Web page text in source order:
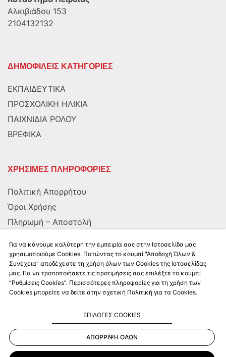
Αλκιβιάδου 153
2104132132
ΔΗΜΟΦΙΛΕΙΣ ΚΑΤΗΓΟΡΙΕΣ
ΕΚΠΑΙΔΕΥΤΙΚΑ
ΠΡΟΣΧΟΛΙΚΗ ΗΛΙΚΙΑ
ΠΑΙΧΝΙΔΙΑ ΡΟΛΟΥ
ΒΡΕΦΙΚΑ
ΧΡΗΣΙΜΕΣ ΠΛΗΡΟΦΟΡΙΕΣ
Πολιτική Απορρήτου
Όροι Χρήσης
Πληρωμή – Αποστολή
ΑΚΟΛΟΥΘΗΣΤΕ ΜΑΣ
Kalkito.gr2026 | All rights reserved
Για να κάνουμε καλύτερη την εμπειρία σας στην Ιστοσελίδα μας
χρησιμοποιούμε Cookies. Πατώντας το κουμπί "Αποδοχή Όλων &
Συνέχεια" αποδέχεστε τη χρήση όλων των Cookies της Ιστοσελίδας
μας. Για να τροποποιήσετε τις προτιμήσεις σας επιλέξτε το κουμπί
“Ρυθμίσεις Cookies”. Περισσότερες πληροφορίες για τη χρήση των
Cookies μπορείτε να δείτε στην σχετική Πολιτική για τα Cookies.
ΕΠΙΛΟΓΕΣ COOKIES
ΑΠΟΡΡΙΨΗ ΟΛΩΝ